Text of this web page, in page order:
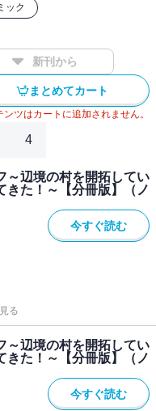
ック
新刊から
まとめてカート
ツはカートに追加されません。
4
～辺境の村を開拓してい
きた！～【分冊版】（ノ
今すぐ読む
る
～辺境の村を開拓してい
きた！～【分冊版】（ノ
今すぐ読む